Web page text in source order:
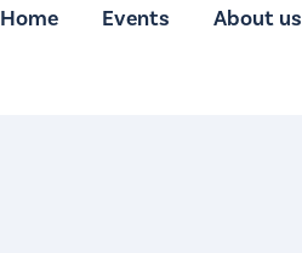
Home Events About us